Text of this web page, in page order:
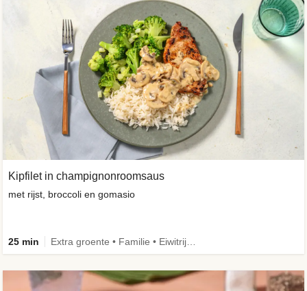
Kipfilet in champignonroomsaus
met rijst, broccoli en gomasio
25 min